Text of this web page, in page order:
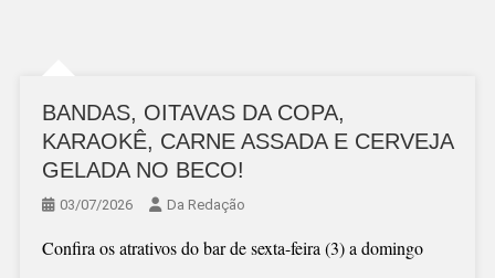
BANDAS, OITAVAS DA COPA,
KARAOKÊ, CARNE ASSADA E CERVEJA
GELADA NO BECO!
03/07/2026 Da Redação
Confira os atrativos do bar de sexta-feira (3) a domingo